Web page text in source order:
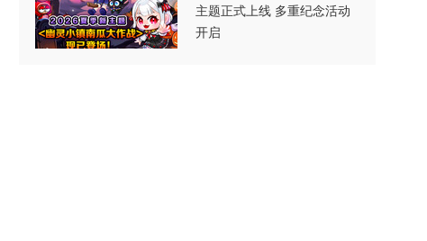
主题正式上线 多重纪念活动
开启